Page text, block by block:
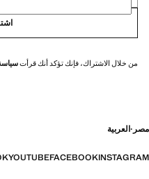
من خلال الاشتراك، فإنك تؤكد أنك قرأت
مصر ·العربية
INSTAGRAM
FACEBOOK
YOUTUBE